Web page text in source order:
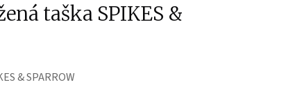
taška SPIKES &
& SPARROW